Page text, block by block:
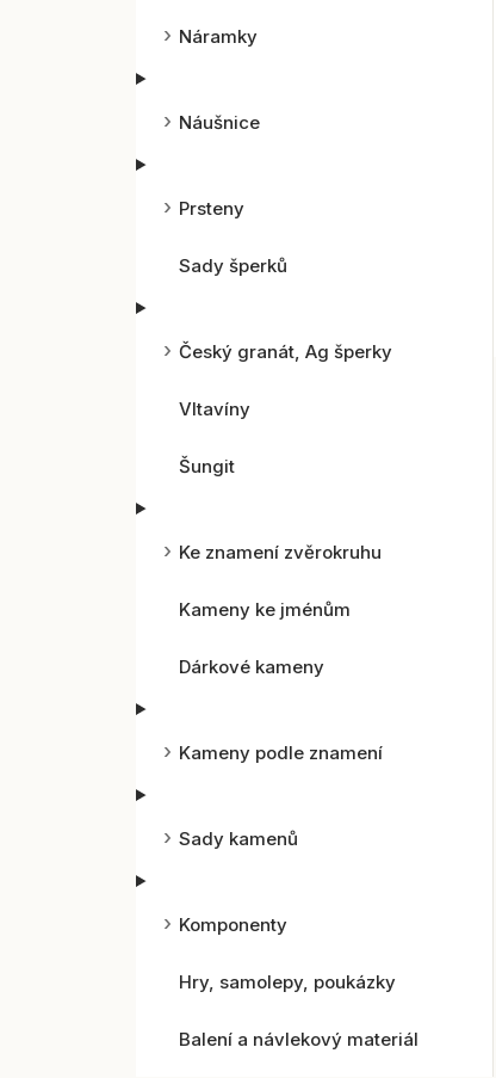
Náramky
Náušnice
Prsteny
Sady šperků
Český granát, Ag šperky
Vltavíny
Šungit
Ke znamení zvěrokruhu
Kameny ke jménům
Dárkové kameny
Kameny podle znamení
Sady kamenů
Komponenty
Hry, samolepy, poukázky
Balení a návlekový materiál